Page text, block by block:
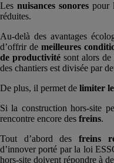
Les nuisances sonorespour
réduites.
Au-delà des avantages
d’offrir demeilleures
de productivité sont alors
des chantiers est divisée par
De plus, il permet de limiter
Si la construction hors-site
rencontre encore des freins.
Tout d’abord des freins
d’innover porté par la loi
hors-site doivent répondre à